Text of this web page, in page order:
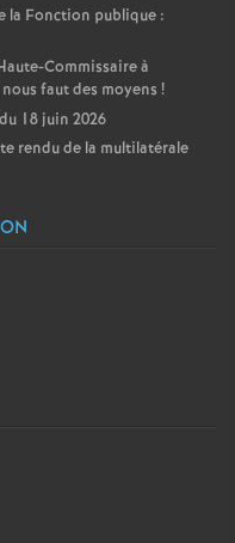
la Fonction publique :
Commissaire à
faut des moyens !
18 juin 2026
rendu de la multilatérale